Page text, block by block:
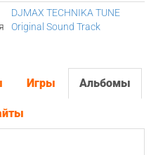
DJMAX TECHNIKA TUNE
Original Sound Track
Игры Альбомы